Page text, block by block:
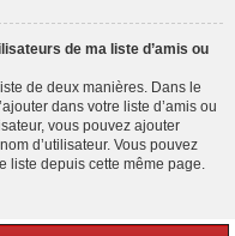
de ma liste d’amis ou
de deux manières. Dans le
dans votre liste d’amis ou
vous pouvez ajouter
d’utilisateur. Vous pouvez
liste depuis cette même page.